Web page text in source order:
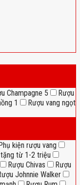
Champagne 5
Rượu
1
Rượu vang ngọt
kiện rượu vang
tặng từ 1-2 triệu
Rượu Chivas
Rượu
Johnnie Walker